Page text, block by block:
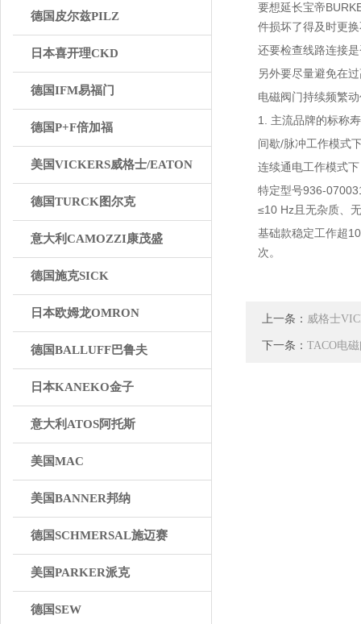
德国皮尔兹PILZ
日本喜开理CKD
德国IFM易福门
德国P+F倍加福
美国VICKERS威格士/EATON
德国TURCK图尔克
意大利CAMOZZI康茂盛
德国施克SICK
日本欧姆龙OMRON
德国BALLUFF巴鲁夫
日本KANEKO金子
意大利ATOS阿托斯
美国MAC
美国BANNER邦纳
德国SCHMERSAL施迈赛
美国PARKER派克
德国SEW
要想延长宝帝
件损坏了得及时更
还要检查线路连接
另外要尽量避免在
电磁阀门持续频繁
1. 主流品牌的标称
间歇/脉冲工作模式
连续通电工作模式
特定型号936-
≤10 Hz且无杂质、
基础款稳定工作超
次。
上一条： 威格士
下一条： TACO电